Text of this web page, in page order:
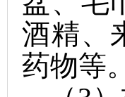
酒精、
药物等。